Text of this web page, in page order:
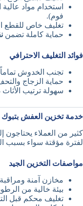
استخدام مواد
فوم).
تغليف خاص للقطع
حماية كاملة تضمن
فوائد التغليف الاحترافي
تجنب الخدوش
حماية الزجاج
سهولة ترتيب
خدمة تخزين العفش بتبوك
كثير من العملاء يحتاجون
لفترة مؤقتة سواء بسبب
مواصفات التخزين الجيد
مخازن آمنة ومراقبة 24 ساعة.
بيئة خالية من
تغليف محكم قبل